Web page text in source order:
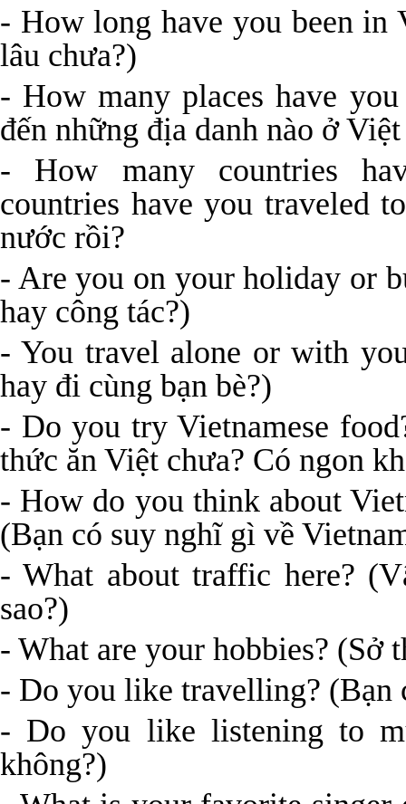
- How long have you been in
lâu chưa?)
- How many places have
đến những địa danh nào ở
- How many countries
countries have you traveled
nước rồi?
- Are you on your holiday or
hay công tác?)
- You travel alone or with
hay đi cùng bạn bè?)
- Do you try Vietnamese
thức ăn Việt chưa? Có ngon
- How do you think about
(Bạn có suy nghĩ gì về
- What about traffic here?
sao?)
- What are your hobbies? (Sở
- Do you like travelling? (Bạn
- Do you like listening to
không?)